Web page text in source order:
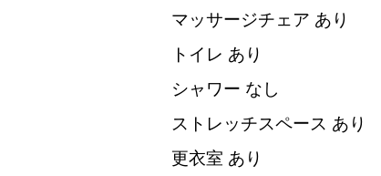
マッサージチェア あり
トイレ あり
シャワー なし
ストレッチスペース あり
更衣室 あり